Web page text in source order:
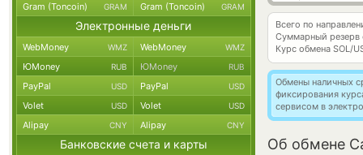
Всего по
Суммарный резерв
Курс обмена SOL/
Обмены наличных
фиксирования
сервисом в
Об обмене
Gram (Toncoin) GRAM Gram (Toncoin) GRAM
Электронные деньги
WebMoney WMZ WebMoney WMZ
ЮMoney RUB ЮMoney RUB
PayPal USD PayPal USD
Volet USD Volet USD
Alipay CNY Alipay CNY
Банковские счета и карты